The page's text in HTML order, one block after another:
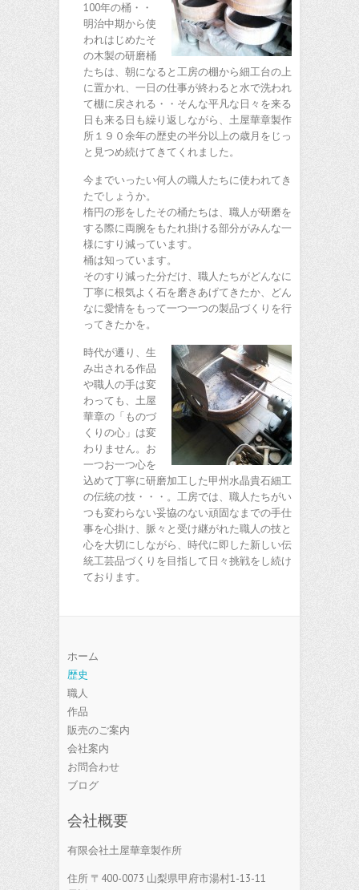
100年の桶・・
明治中期から使
われはじめたそ
の木製の研磨桶
たちは、朝になると工房の棚から細工台の上
に置かれ、一日の仕事が終わると水で洗われ
て棚に戻される・・そんな平凡な日々を来る
日も来る日も繰り返しながら、土屋華章製作
所１９０余年の歴史の半分以上の歳月をじっ
と見つめ続けてきてくれました。
今までいったい何人の職人たちに使われてき
たでしょうか。
楕円の形をしたその桶たちは、職人が研磨を
する際に両腕をもたれ掛ける部分がみんな一
様にすり減っています。
桶は知っています。
そのすり減った分だけ、職人たちがどんなに
丁寧に根気よく石を磨きあげてきたか、どん
なに愛情をもって一つ一つの製品づくりを行
ってきたかを。
時代が遷り、生
み出される作品
や職人の手は変
わっても、土屋
華章の「ものづ
くりの心」は変
わりません。お
一つお一つ心を
込めて丁寧に研磨加工した甲州水晶貴石細工
の伝統の技・・・。工房では、職人たちがい
つも変わらない妥協のない頑固なまでの手仕
事を心掛け、脈々と受け継がれた職人の技と
心を大切にしながら、時代に即した新しい伝
統工芸品づくりを目指して日々挑戦をし続け
ております。
ホーム
歴史
職人
作品
販売のご案内
会社案内
お問合わせ
ブログ
会社概要
有限会社土屋華章製作所
住所 〒400-0073 山梨県甲府市湯村1-13-11